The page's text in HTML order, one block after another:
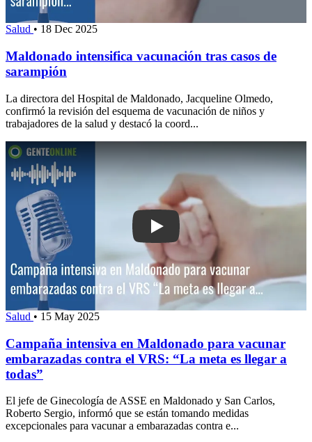
Salud • 18 Dec 2025
Maldonado intensifica vacunación tras casos de
sarampión
La directora del Hospital de Maldonado, Jacqueline Olmedo,
confirmó la revisión del esquema de vacunación de niños y
trabajadores de la salud y destacó la coord...
Play: Campaña intensiva en
Salud • 15 May 2025
Campaña intensiva en Maldonado para vacunar
embarazadas contra el VRS: “La meta es llegar a
todas”
El jefe de Ginecología de ASSE en Maldonado y San Carlos,
Roberto Sergio, informó que se están tomando medidas
excepcionales para vacunar a embarazadas contra e...